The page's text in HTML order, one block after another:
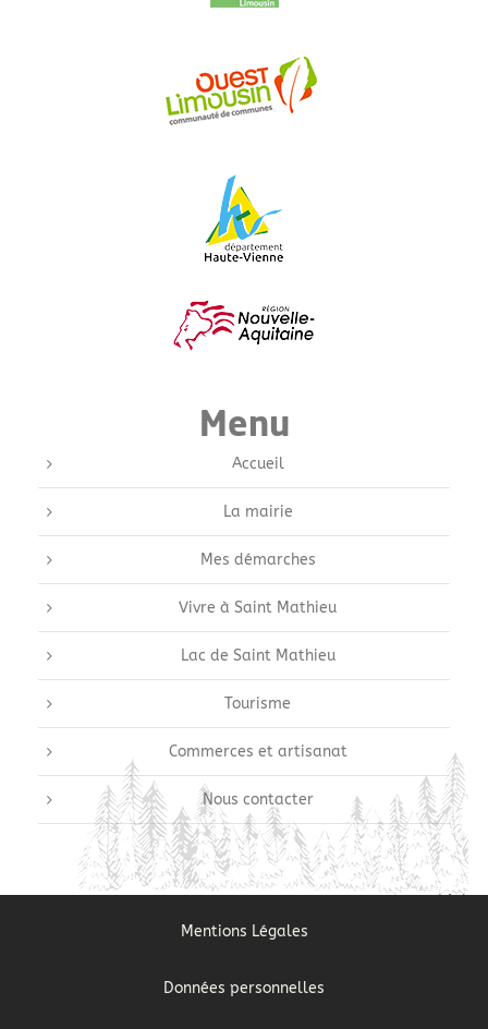
Menu
Accueil
La mairie
Mes démarches
Vivre à Saint Mathieu
Lac de Saint Mathieu
Tourisme
Commerces et artisanat
Nous contacter
Mentions Légales
Données personnelles